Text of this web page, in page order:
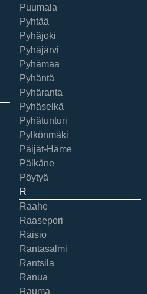
Puumala
Pyhtää
Pyhäjoki
Pyhäjärvi
Pyhämaa
Pyhäntä
Pyhäranta
Pyhäselkä
Pyhätunturi
Pylkönmäki
Päijät-Häme
Pälkäne
Pöytyä
R
Raahe
Raasepori
Raisio
Rantasalmi
Rantsila
Ranua
Rauma